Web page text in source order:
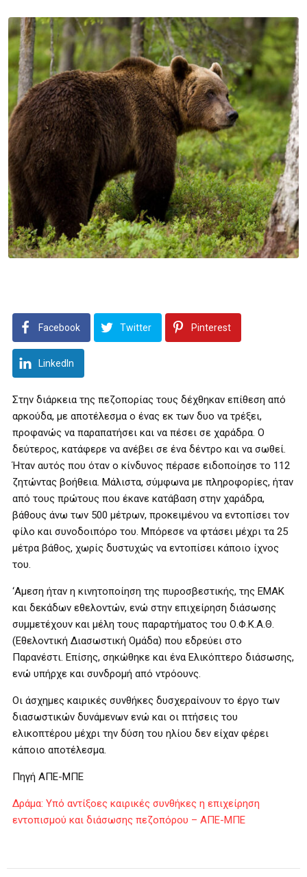
Facebook Twitter Pinterest
LinkedIn
Στην διάρκεια της πεζοπορίας τους δέχθηκαν επίθεση από
αρκούδα, με αποτέλεσμα ο ένας εκ των δυο να τρέξει,
προφανώς να παραπατήσει και να πέσει σε χαράδρα. Ο
δεύτερος, κατάφερε να ανέβει σε ένα δέντρο και να σωθεί.
Ήταν αυτός που όταν ο κίνδυνος πέρασε ειδοποίησε το 112
ζητώντας βοήθεια. Μάλιστα, σύμφωνα με πληροφορίες, ήταν
από τους πρώτους που έκανε κατάβαση στην χαράδρα,
βάθους άνω των 500 μέτρων, προκειμένου να εντοπίσει τον
φίλο και συνοδοιπόρο του. Μπόρεσε να φτάσει μέχρι τα 25
μέτρα βάθος, χωρίς δυστυχώς να εντοπίσει κάποιο ίχνος
του.
‘Αμεση ήταν η κινητοποίηση της πυροσβεστικής, της ΕΜΑΚ
και δεκάδων εθελοντών, ενώ στην επιχείρηση διάσωσης
συμμετέχουν και μέλη τους παραρτήματος του Ο.Φ.Κ.Α.Θ.
(Εθελοντική Διασωστική Ομάδα) που εδρεύει στο
Παρανέστι. Επίσης, σηκώθηκε και ένα Ελικόπτερο διάσωσης,
ενώ υπήρχε και συνδρομή από ντρόουνς.
Οι άσχημες καιρικές συνθήκες δυσχεραίνουν το έργο των
διασωστικών δυνάμενων ενώ και οι πτήσεις του
ελικοπτέρου μέχρι την δύση του ηλίου δεν είχαν φέρει
κάποιο αποτέλεσμα.
Πηγή ΑΠΕ-ΜΠΕ
Δράμα: Υπό αντίξοες καιρικές συνθήκες η επιχείρηση
εντοπισμού και διάσωσης πεζοπόρου – ΑΠΕ-ΜΠΕ